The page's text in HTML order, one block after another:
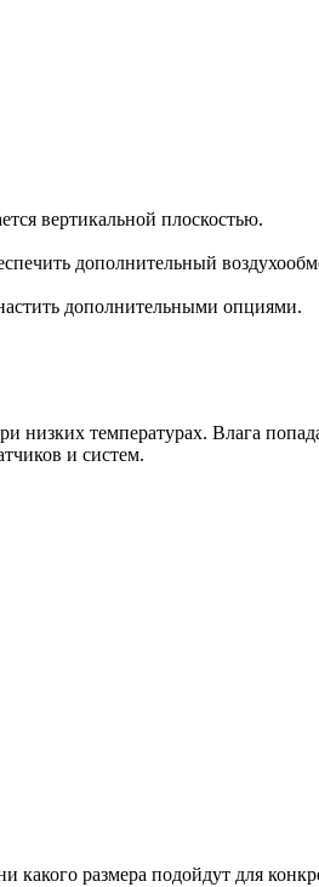
вертикальной плоскостью.
дополнительный
дополнительными опциями.
температурах. Влага
и систем.
какого размера подойдут для